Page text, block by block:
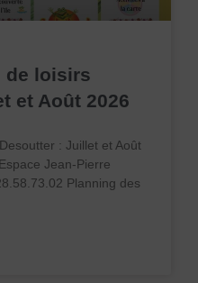
de loisirs
et Août 2026
: Juillet et Août
Jean-Pierre
Planning des